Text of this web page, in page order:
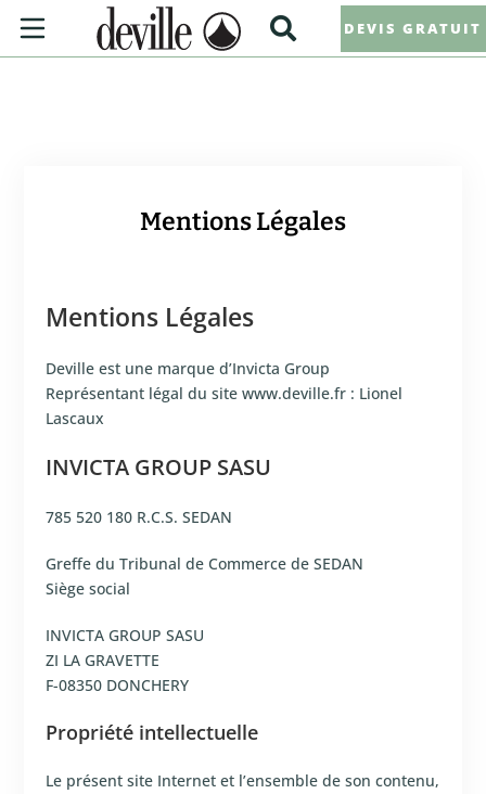
DEVIS GRATUIT
Mentions Légales
Mentions Légales
Deville est une marque d’Invicta Group
Représentant légal du site www.deville.fr : Lionel
Lascaux
INVICTA GROUP SASU
785 520 180 R.C.S. SEDAN
Greffe du Tribunal de Commerce de SEDAN
Siège social
INVICTA GROUP SASU
ZI LA GRAVETTE
F-08350 DONCHERY
Propriété intellectuelle
Le présent site Internet et l’ensemble de son contenu,